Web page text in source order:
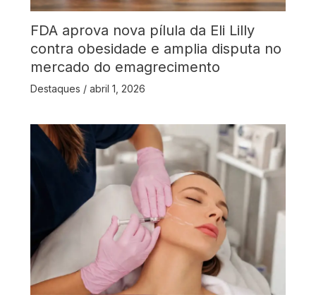
FDA aprova nova pílula da Eli Lilly
contra obesidade e amplia disputa no
mercado do emagrecimento
Destaques / abril 1, 2026